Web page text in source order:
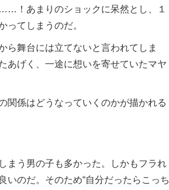
！あまりのショックに呆然とし、１
ってしまうのだ。
舞台には立てないと言われてしま
あげく、一途に想いを寄せていたマヤ
係はどうなっていくのかが描かれる
まう男の子も多かった。しかもフラれ
いのだ。そのため“自分だったらこっち